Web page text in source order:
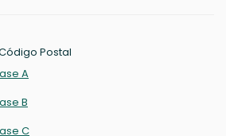
Postal
A
B
C